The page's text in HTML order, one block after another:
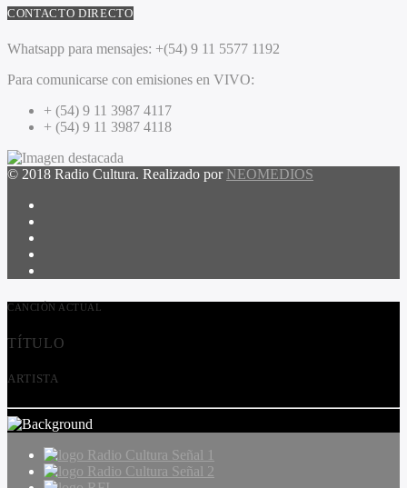
CONTACTO DIRECTO
Whatsapp para mensajes: +(54) 9 11 5577 1192
Para comunicarse con emisiones en VIVO:
+ (54) 9 11 3987 4117
+ (54) 9 11 3987 4118
© 2018 Radio Cultura. Realizado por NEOMEDIOS
CANCIÓN ACTUAL
TÍTULO
ARTISTA
Radio Cultura Señal 1
Radio Cultura Señal 2